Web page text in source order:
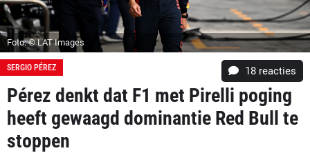
Foto: © LAT Images
SERGIO PÉREZ 18 reacties
Pérez denkt dat F1 met Pirelli poging
heeft gewaagd dominantie Red Bull te
stoppen